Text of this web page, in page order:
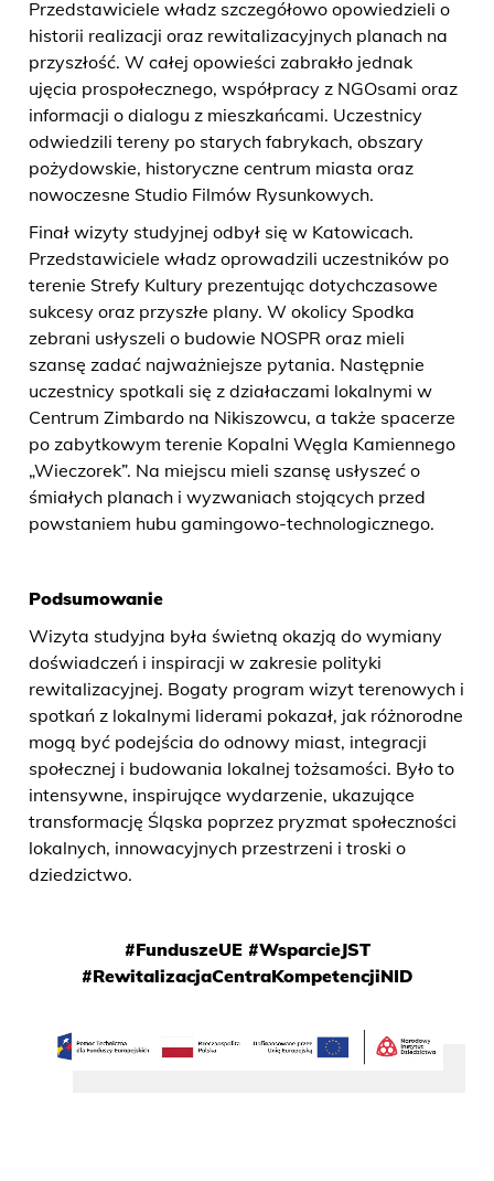
Przedstawiciele władz szczegółowo opowiedzieli o
historii realizacji oraz rewitalizacyjnych planach na
przyszłość. W całej opowieści zabrakło jednak
ujęcia prospołecznego, współpracy z NGOsami oraz
informacji o dialogu z mieszkańcami. Uczestnicy
odwiedzili tereny po starych fabrykach, obszary
pożydowskie, historyczne centrum miasta oraz
nowoczesne Studio Filmów Rysunkowych.
Finał wizyty studyjnej odbył się w Katowicach.
Przedstawiciele władz oprowadzili uczestników po
terenie Strefy Kultury prezentując dotychczasowe
sukcesy oraz przyszłe plany. W okolicy Spodka
zebrani usłyszeli o budowie NOSPR oraz mieli
szansę zadać najważniejsze pytania. Następnie
uczestnicy spotkali się z działaczami lokalnymi w
Centrum Zimbardo na Nikiszowcu, a także spacerze
po zabytkowym terenie Kopalni Węgla Kamiennego
„Wieczorek”. Na miejscu mieli szansę usłyszeć o
śmiałych planach i wyzwaniach stojących przed
powstaniem hubu gamingowo-technologicznego.
Podsumowanie
Wizyta studyjna była świetną okazją do wymiany
doświadczeń i inspiracji w zakresie polityki
rewitalizacyjnej. Bogaty program wizyt terenowych i
spotkań z lokalnymi liderami pokazał, jak różnorodne
mogą być podejścia do odnowy miast, integracji
społecznej i budowania lokalnej tożsamości. Było to
intensywne, inspirujące wydarzenie, ukazujące
transformację Śląska poprzez pryzmat społeczności
lokalnych, innowacyjnych przestrzeni i troski o
dziedzictwo.
#FunduszeUE #WsparcieJST
#RewitalizacjaCentraKompetencjiNID